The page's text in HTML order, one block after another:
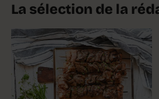
La sélection de la